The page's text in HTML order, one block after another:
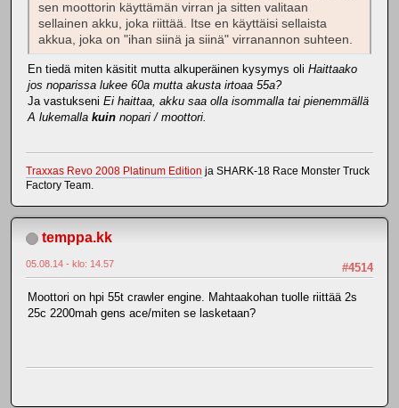
sen moottorin käyttämän virran ja sitten valitaan
sellainen akku, joka riittää. Itse en käyttäisi sellaista
akkua, joka on "ihan siinä ja siinä" virranannon suhteen.
En tiedä miten käsitit mutta alkuperäinen kysymys oli Haittaako
jos noparissa lukee 60a mutta akusta irtoaa 55a?
Ja vastukseni Ei haittaa, akku saa olla isommalla tai pienemmällä
A lukemalla kuin nopari / moottori.
Traxxas Revo 2008 Platinum Edition ja SHARK-18 Race Monster Truck
Factory Team.
temppa.kk
#4514
05.08.14 - klo: 14.57
Moottori on hpi 55t crawler engine. Mahtaakohan tuolle riittää 2s
25c 2200mah gens ace/miten se lasketaan?